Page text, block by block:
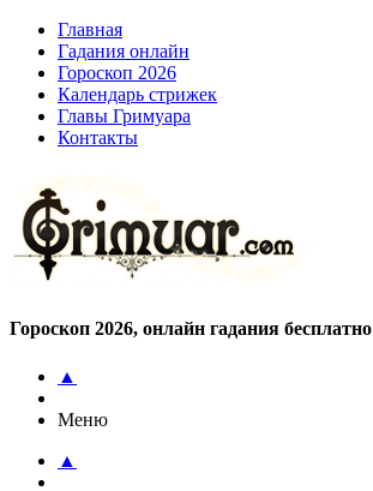
Главная
Гадания онлайн
Гороскоп 2026
Календарь стрижек
Главы Гримуара
Контакты
Гороскоп 2026, онлайн гадания бесплатно
▲
Меню
▲